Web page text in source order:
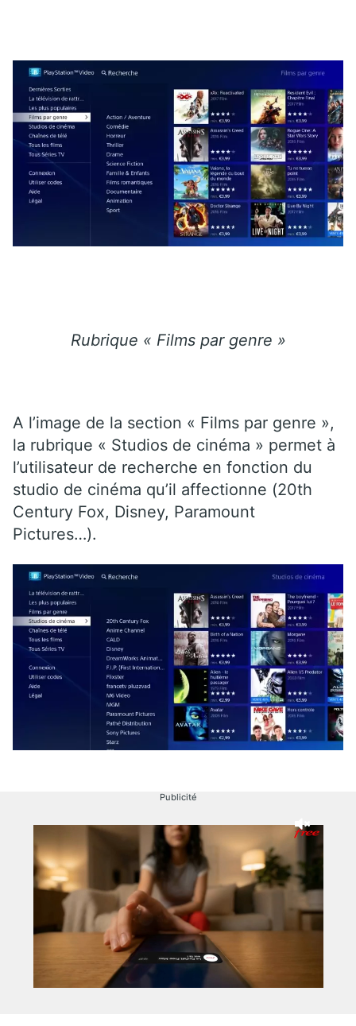
Rubrique « Films par genre »
A l’image de la section « Films par genre »,
la rubrique « Studios de cinéma » permet à
l’utilisateur de recherche en fonction du
studio de cinéma qu’il affectionne (20th
Century Fox, Disney, Paramount
Pictures…).
Publicité